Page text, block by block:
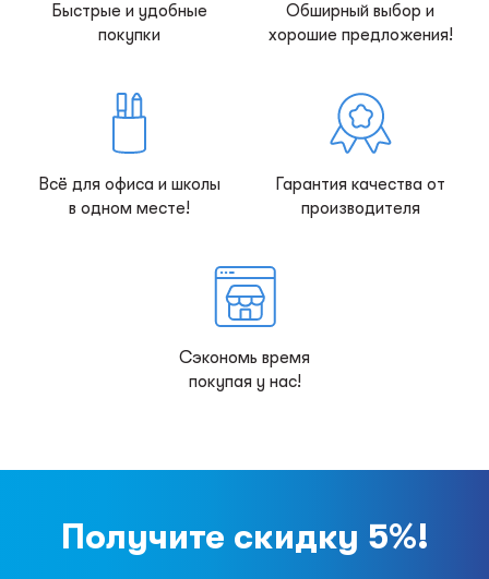
Быстрые и удобные
покупки
Обширный выбор и
хорошие предложения!
Всё для офиса и школы
в одном месте!
Гарантия качества от
производителя
Сэкономь время
покупая у нас!
Получите скидку 5%!